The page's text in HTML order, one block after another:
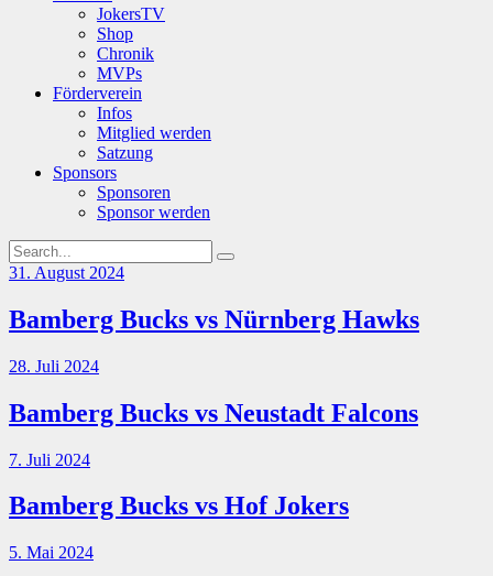
JokersTV
Shop
Chronik
MVPs
Förderverein
Infos
Mitglied werden
Satzung
Sponsors
Sponsoren
Sponsor werden
31. August 2024
Bamberg Bucks vs Nürnberg Hawks
28. Juli 2024
Bamberg Bucks vs Neustadt Falcons
7. Juli 2024
Bamberg Bucks vs Hof Jokers
5. Mai 2024